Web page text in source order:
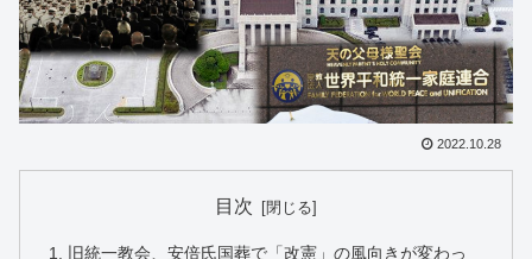
2022.10.28
目次
旧統一教会、安倍氏国葬で「改憲」の風向きが変わっ